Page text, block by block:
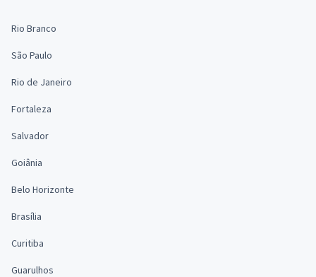
Rio Branco
São Paulo
Rio de Janeiro
Fortaleza
Salvador
Goiânia
Belo Horizonte
Brasília
Curitiba
Guarulhos